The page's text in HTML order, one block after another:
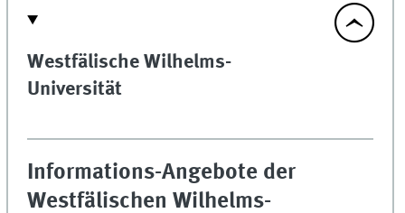
Westfälische Wilhelms-
Universität
Informations-Angebote der
Westfälischen Wilhelms-